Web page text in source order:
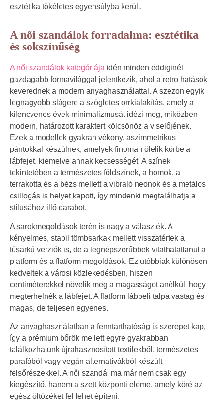
esztétika tökéletes egyensúlyba került.
A női szandálok forradalma: esztétika
és sokszínűség
A női szandálok kategóriája idén minden eddiginél
gazdagabb formavilággal jelentkezik, ahol a retro hatások
keverednek a modern anyaghasználattal. A szezon egyik
legnagyobb slágere a szögletes orrkialakítás, amely a
kilencvenes évek minimalizmusát idézi meg, miközben
modern, határozott karaktert kölcsönöz a viselőjének.
Ezek a modellek gyakran vékony, aszimmetrikus
pántokkal készülnek, amelyek finoman ölelik körbe a
lábfejet, kiemelve annak kecsességét. A színek
tekintetében a természetes földszínek, a homok, a
terrakotta és a bézs mellett a vibráló neonok és a metálos
csillogás is helyet kapott, így mindenki megtalálhatja a
stílusához illő darabot.
A sarokmegoldások terén is nagy a választék. A
kényelmes, stabil tömbsarkak mellett visszatértek a
tűsarkú verziók is, de a legnépszerűbbek vitathatatlanul a
platform és a flatform megoldások. Ez utóbbiak különösen
kedveltek a városi közlekedésben, hiszen
centiméterekkel növelik meg a magasságot anélkül, hogy
megterhelnék a lábfejet. A flatform lábbeli talpa vastag és
magas, de teljesen egyenes.
Az anyaghasználatban a fenntarthatóság is szerepet kap,
így a prémium bőrök mellett egyre gyakrabban
találkozhatunk újrahasznosított textilekből, természetes
parafából vagy vegán alternatívákból készült
felsőrészekkel. A női szandál ma már nem csak egy
kiegészítő, hanem a szett központi eleme, amely köré az
egész öltözéket fel lehet építeni.